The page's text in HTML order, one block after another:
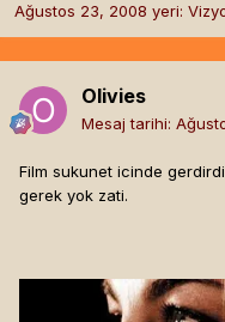
Ağustos 23, 2008 yeri:
Olivies
Mesaj tarihi:
Film sukunet icinde
gerek yok zati.